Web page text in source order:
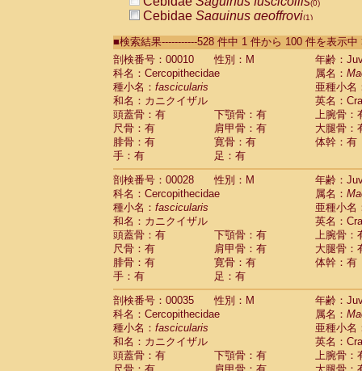
(0)
Cebidae Saguinus geoffroyi(1)
CebidaeSaguinus labiatus(0)
Cebidae Saguinus leucopus (4)
CebidaeSaguinus midas
CebidaeSaguinus mystax
CebidaeSaguinus nigricollis (12)
Cebidae Saguinus oedipus
Cebidae Saguinus weddelli
Cebidae Saguinusspp.
Cebidae Aotus trivirgatus
Cebidae Cebus albifrons
CebidaeCebus apella
CebidaeCebus capucinus
CebidaeCebus nigrivittatus
Cebidae Cebusspp.(0)
Cebidae Saimiri boliviensis
Cebidae Saimiri sciureus
Atelidae Alouatta caraya
AtelidaeAlouatta fusca
AtelidaeAlouatta seniculus
AtelidaeAlouatta
AtelidaeAteles belzebuth
Atelidae Ateles geoffroyi
Atelidae Ateles paniscus
■検索結果-----------528 件中 1 件から 100 件を表示
剖検番号：00010
性別：M
年齢：
科名：Cercopithecidae
属名：
種小名： fascicularis
亜種小名
和名：カニクイザル
英名：
頭蓋骨：有
下顎骨：有
上腕骨：
尺骨：有
肩甲骨：有
大腿骨：
腓骨：有
寛骨：有
体幹：有
手：有
足：有
剖検番号：00028
性別：M
年齢：
科名：Cercopithecidae
属名：
種小名： fascicularis
亜種小名
和名：カニクイザル
英名：
頭蓋骨：有
下顎骨：有
上腕骨：
尺骨：有
肩甲骨：有
大腿骨：
腓骨：有
寛骨：有
体幹：有
手：有
足：有
剖検番号：00035
性別：M
年齢：
科名：Cercopithecidae
属名：
種小名： fascicularis
亜種小名
和名：カニクイザル
英名：
頭蓋骨：有
下顎骨：有
上腕骨：